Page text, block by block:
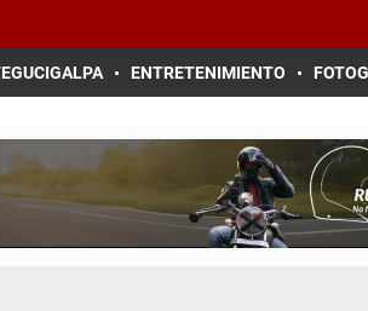
ENTRETENIMIENTO